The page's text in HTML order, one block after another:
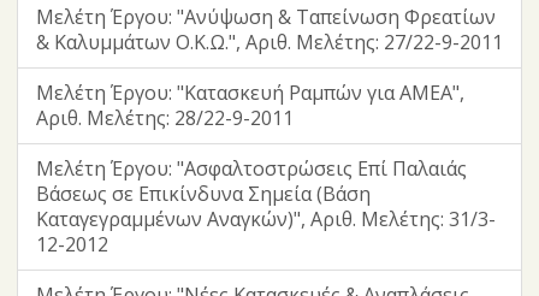
Μελέτη Έργου: "Ανύψωση & Ταπείνωση Φρεατίων
& Καλυμμάτων Ο.Κ.Ω.", Αριθ. Μελέτης: 27/22-9-2011
Μελέτη Έργου: "Κατασκευή Ραμπών για ΑΜΕΑ",
Αριθ. Μελέτης: 28/22-9-2011
Μελέτη Έργου: "Ασφαλτοστρώσεις Επί Παλαιάς
Βάσεως σε Επικίνδυνα Σημεία (Βάση
Καταγεγραμμένων Αναγκών)", Αριθ. Μελέτης: 31/3-
12-2012